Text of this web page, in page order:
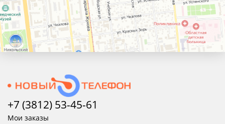
+7 (3812) 53-45-61
Мои заказы